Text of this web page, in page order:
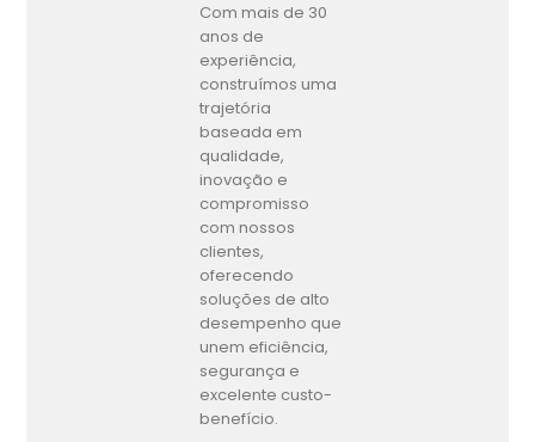
Com mais de 30
anos de
experiência,
construímos uma
trajetória
baseada em
qualidade,
inovação e
compromisso
com nossos
clientes,
oferecendo
soluções de alto
desempenho que
unem eficiência,
segurança e
excelente custo-
benefício.